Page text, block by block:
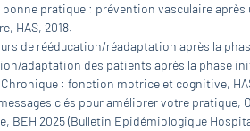
pratique : prévention vasculaire
HAS, 2018.
de rééducation/réadaptation après la
adaptation des patients après la phase
Chronique : fonction motrice et cognitive,
messages clés pour améliorer votre pratique,
BEH 2025 (Bulletin Epidémiologique